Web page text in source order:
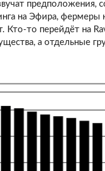
предположения,
на Эфира, фермеры
Кто-то перейдёт на
а отдельные